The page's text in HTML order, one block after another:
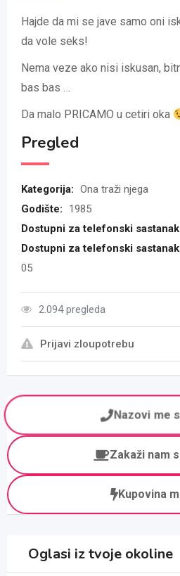
Hajde da mi se jave samo oni
da vole seks!
Nema veze ako nisi iskusan,
bas bas …
Da malo PRICAMO u cetiri oka
Pregled
Kategorija: Ona traži njega
Godište:
1985
Dostupni za telefonski
Dostupni za telefonski
05
2.094 pregleda
Prijavi zloupotrebu
Nazovi me
Zakaži nam
Kupovina
Oglasi iz tvoje okoline